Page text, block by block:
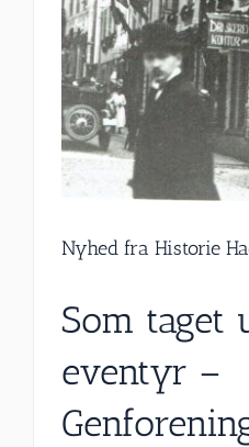
Nyhed fra Historie
Som taget
eventyr –